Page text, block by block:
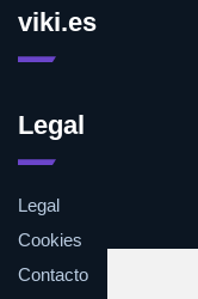
viki.es
Legal
Legal
Cookies
Contacto